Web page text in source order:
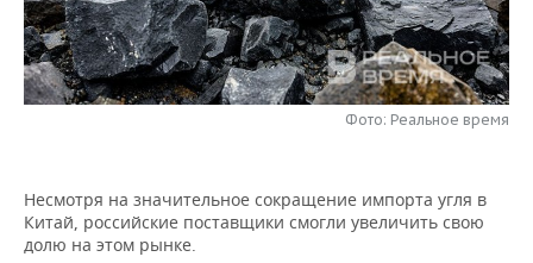
НЕФТЕХИМИЯ
НЕФТЬ
РОЗНИЧНАЯ ТОРГОВЛЯ
ТРАНСПОРТ
НОВОСТИ ТЕХНОЛОГИЙ
IT
ТЕЛЕКОММУНИКАЦИИ
МЕРОПРИЯТИЯ
НОВОСТИ МЕРОПРИЯТИЙ
БИЗНЕС-БРАНЧИ
СПОРТ
ФУТБОЛ
НОВОСТИ ОБЩЕСТВА
ФОТОГАЛЕРЕЯ
Фото: Реальное время
Несмотря на значительное сокращение импорта угля в
Китай, российские поставщики смогли увеличить свою
долю на этом рынке.